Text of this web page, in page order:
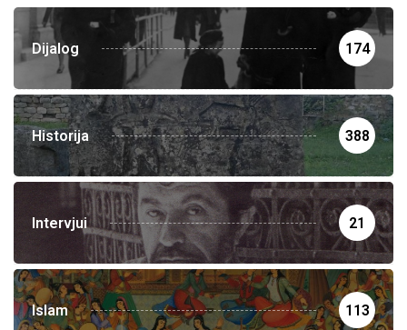
Dijalog 174
Historija 388
Intervjui 21
Islam 113